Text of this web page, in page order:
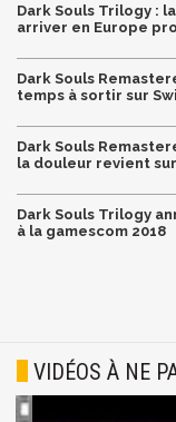
Dark Souls Trilogy :
arriver en Europe
Dark Souls
temps à sortir sur
Dark Souls
la douleur revient
Dark Souls Trilogy
à la gamescom 2018
VIDÉOS À NE